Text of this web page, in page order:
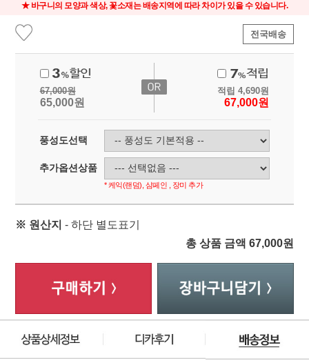
★ 바구니의 모양과 색상, 꽃소재는 배송지역에 따라 차이가 있을 수 있습니다.
전국배송
67,000원
65,000원
적립 4,690원
67,000원
풍성도선택
추가옵션상품
* 케익(랜덤), 샴페인 , 장미 추가
※ 원산지 - 하단 별도표기
총 상품 금액 67,000원